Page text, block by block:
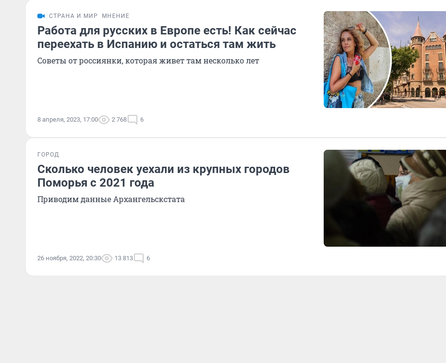
СТРАНА И МИР МНЕНИЕ
Работа для русских в Европе есть! Как сейчас
переехать в Испанию и остаться там жить
Советы от россиянки, которая живет там несколько лет
8 апреля, 2023, 17:00 2 768 6
ГОРОД
Сколько человек уехали из крупных городов
Поморья с 2021 года
Приводим данные Архангельскстата
26 ноября, 2022, 20:30 13 813 6